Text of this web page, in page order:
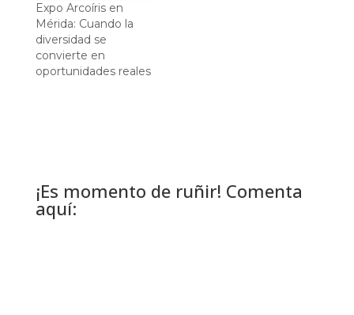
Expo Arcoíris en
Mérida: Cuando la
diversidad se
convierte en
oportunidades reales
¡Es momento de ruñir! Comenta
aquí: